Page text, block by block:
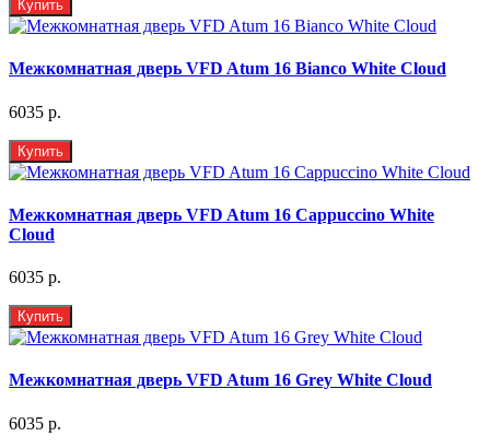
Купить
Межкомнатная дверь VFD Atum 16 Bianco White Cloud
6035 р.
Купить
Межкомнатная дверь VFD Atum 16 Cappuccino White
Cloud
6035 р.
Купить
Межкомнатная дверь VFD Atum 16 Grey White Cloud
6035 р.